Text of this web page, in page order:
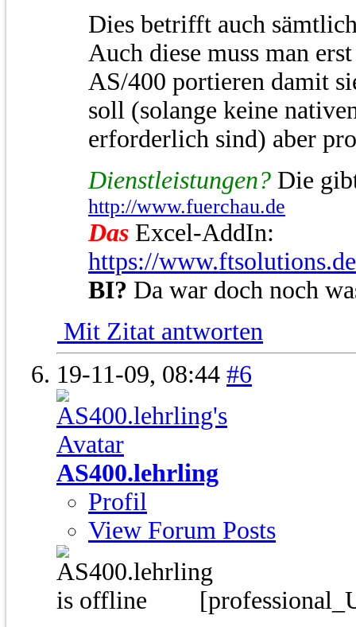
Dies betrifft auch
Auch diese muss man
AS/400 portieren damit
soll (solange keine
erforderlich sind) aber
Dienstleistungen? Die
http://www.fuerchau.de
Das Excel-AddIn:
https://
BI? Da war doch noch
Mit Zitat antworten
19-11-09, 08:44 #6
AS400.lehrling
Profil
View Forum Posts